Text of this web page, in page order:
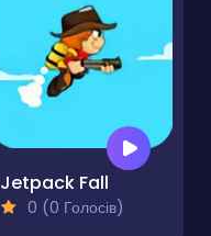
Jetpack Fall
0 (0 Голосів)